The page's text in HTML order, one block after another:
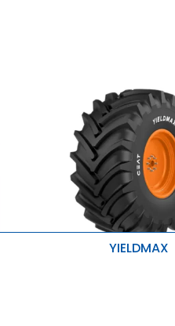
YIELDMAX